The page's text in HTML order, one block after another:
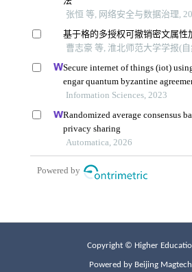
Copyright © Higher
Powered by Beijing Magtech